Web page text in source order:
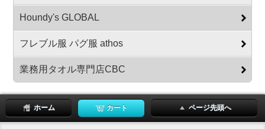
Houndy's GLOBAL
フレブル服 パグ服 athos
業務用タオル専門店CBC
ホーム カート ページ先頭へ